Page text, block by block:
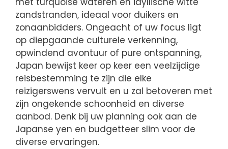
zandstranden, ideaal voor duikers en
zonaanbidders. Ongeacht of uw focus ligt
op diepgaande culturele verkenning,
opwindend avontuur of pure ontspanning,
Japan bewijst keer op keer een veelzijdige
reisbestemming te zijn die elke
reizigerswens vervult en u zal betoveren met
zijn ongekende schoonheid en diverse
aanbod. Denk bij uw planning ook aan de
Japanse yen en budgetteer slim voor de
diverse ervaringen.